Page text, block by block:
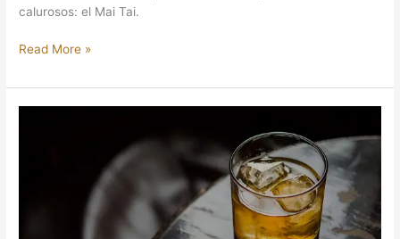
calurosos: el Mai Tai.
Read More »